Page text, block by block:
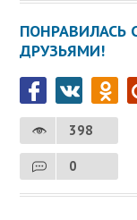
ПОНРАВИЛАСЬ
ДРУЗЬЯМИ!
398
0